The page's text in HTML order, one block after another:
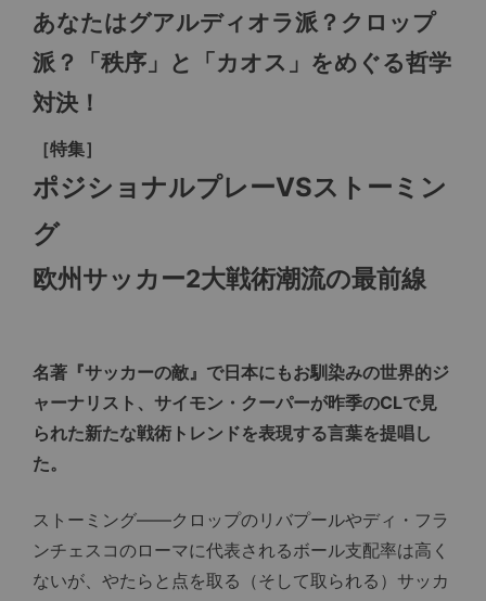
あなたはグアルディオラ派？クロップ
派？「秩序」と「カオス」をめぐる哲学
対決！
［特集］
ポジショナルプレーVSストーミン
グ
欧州サッカー2大戦術潮流の最前線
名著『サッカーの敵』で日本にもお馴染みの世界的ジ
ャーナリスト、サイモン・クーパーが昨季のCLで見
られた新たな戦術トレンドを表現する言葉を提唱し
た。
ストーミング――クロップのリバプールやディ・フラ
ンチェスコのローマに代表されるボール支配率は高く
ないが、やたらと点を取る（そして取られる）サッカ